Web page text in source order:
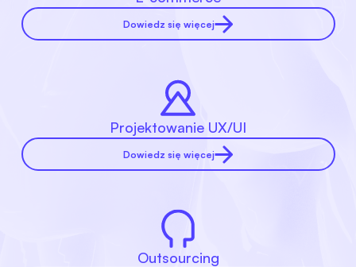
Dowiedz się więcej
Projektowanie UX/UI
Dowiedz się więcej
Outsourcing